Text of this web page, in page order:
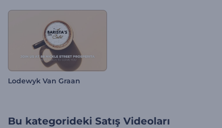
Lodewyk Van Graan
Bu kategorideki Satış Videoları